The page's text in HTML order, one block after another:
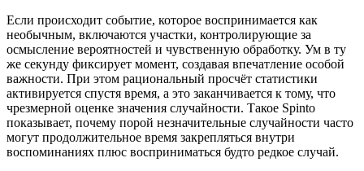
Если происходит событие, которое воспринимается как
необычным, включаются участки, контролирующие за
осмысление вероятностей и чувственную обработку. Ум в ту
же секунду фиксирует момент, создавая впечатление особой
важности. При этом рациональный просчёт статистики
активируется спустя время, а это заканчивается к тому, что
чрезмерной оценке значения случайности. Такое Spinto
показывает, почему порой незначительные случайности часто
могут продолжительное время закрепляться внутри
воспоминаниях плюс восприниматься будто редкое случай.